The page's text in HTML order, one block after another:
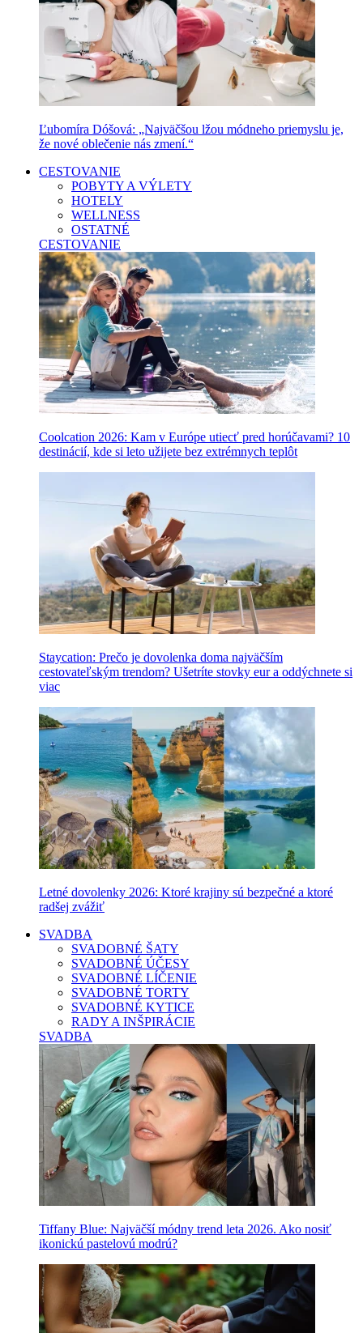
Ľubomíra Dóšová: „Najväčšou lžou módneho priemyslu je,
že nové oblečenie nás zmení.“
CESTOVANIE
POBYTY A VÝLETY
HOTELY
WELLNESS
OSTATNÉ
CESTOVANIE
Coolcation 2026: Kam v Európe utiecť pred horúčavami? 10
destinácií, kde si leto užijete bez extrémnych teplôt
Staycation: Prečo je dovolenka doma najväčším
cestovateľským trendom? Ušetríte stovky eur a oddýchnete si
viac
Letné dovolenky 2026: Ktoré krajiny sú bezpečné a ktoré
radšej zvážiť
SVADBA
SVADOBNÉ ŠATY
SVADOBNÉ ÚČESY
SVADOBNÉ LÍČENIE
SVADOBNÉ TORTY
SVADOBNÉ KYTICE
RADY A INŠPIRÁCIE
SVADBA
Tiffany Blue: Najväčší módny trend leta 2026. Ako nosiť
ikonickú pastelovú modrú?